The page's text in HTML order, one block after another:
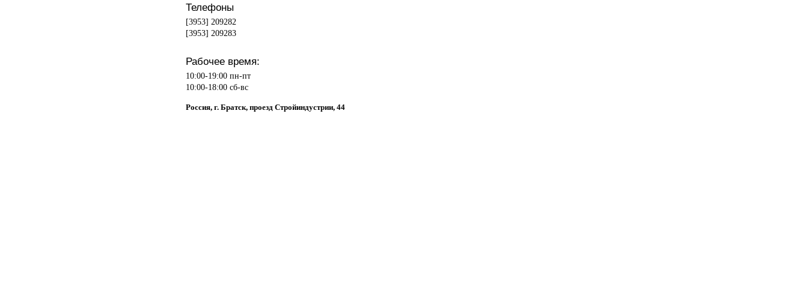
Телефоны
[3953] 209282
[3953] 209283
Рабочее время:
10:00-19:00 пн-пт
10:00-18:00 сб-вс
Россия, г. Братск, проезд Стройиндустрии, 44